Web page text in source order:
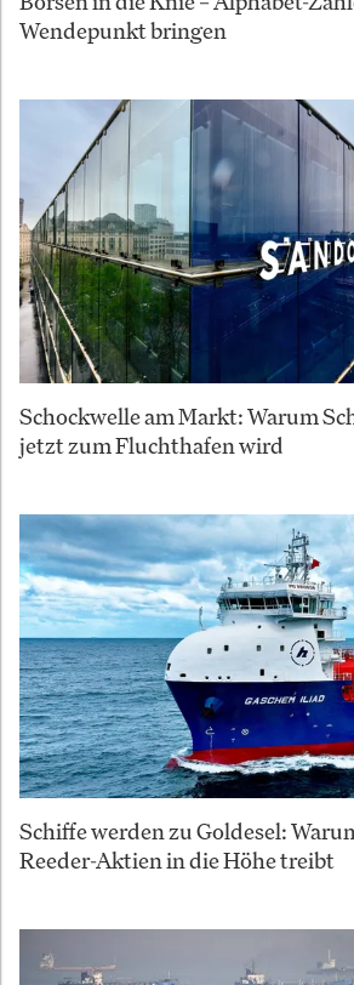
Wendepunkt bringen
Schockwelle am Markt: Warum
jetzt zum Fluchthafen wird
Schiffe werden zu Goldesel:
Reeder-Aktien in die Höhe treibt